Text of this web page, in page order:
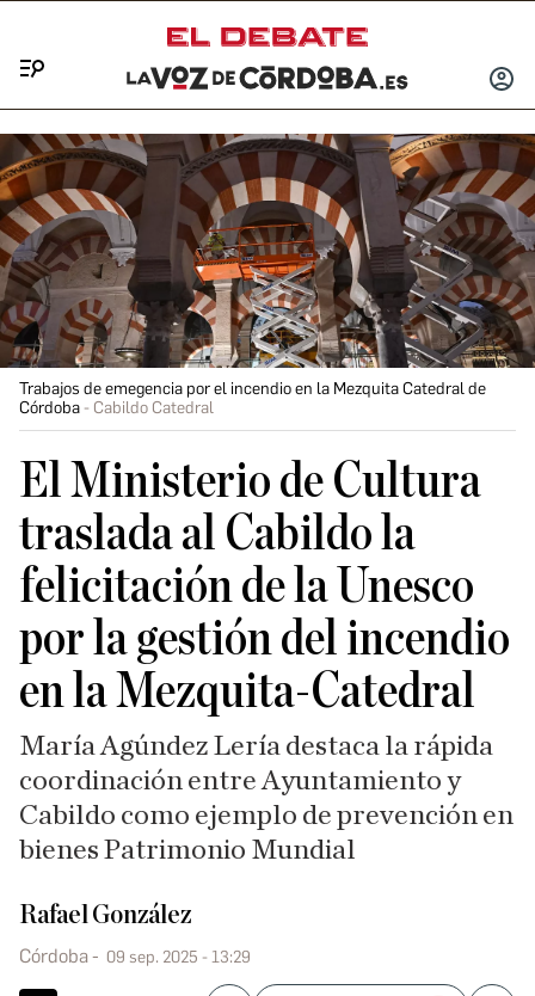
INICIAR
Trabajos de emegencia por el incendio en la Mezquita Catedral de
Córdoba
Cabildo Catedral
El Ministerio de Cultura
traslada al Cabildo la
felicitación de la Unesco
por la gestión del incendio
en la Mezquita-Catedral
María Agúndez Lería destaca la rápida
coordinación entre Ayuntamiento y
Cabildo como ejemplo de prevención en
bienes Patrimonio Mundial
Rafael González
Córdoba 09 sep. 2025 - 13:29